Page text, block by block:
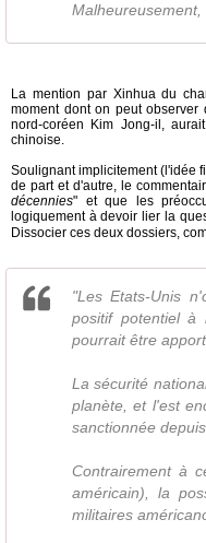
La mention par Xinhua du
moment dont on peut
nord-coréen Kim Jong-il,
chinoise.
Soulignant implicitement (l'idée
de part et d'autre, le
décennies" et que les
logiquement à devoir lier la
Dissocier ces deux dossiers,
"Les Etats-Unis
positif potentiel à
pourrait être
La sécurité
planète, et l'est
sanctionnée
Contrairement à
américain), la
militaires